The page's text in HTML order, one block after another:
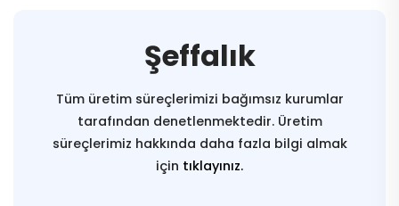
Şeffalık
Tüm üretim süreçlerimizi bağımsız kurumlar
tarafından denetlenmektedir. Üretim
süreçlerimiz hakkında daha fazla bilgi almak
için tıklayınız.